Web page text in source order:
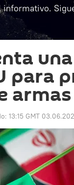
para
13:15 GMT